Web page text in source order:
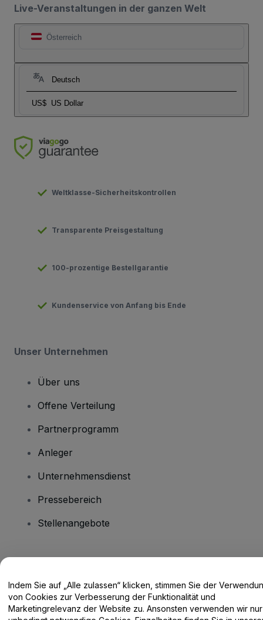
Live-Veranstaltungen in der ganzen Welt
Österreich
Deutsch
US$ US Dollar
Weltklasse-Sicherheitskontrollen
Transparente Preisgestaltung
100-prozentige Bestellgarantie
Kundenservice von Anfang bis Ende
Unser Unternehmen
Über uns
Offene Verteilung
Partnerprogramm
Anleger
Unternehmensdienst
Pressebereich
Stellenangebote
Hilfe-Center / Kontakt
Indem Sie auf „Alle zulassen“ klicken, stimmen Sie der
von Cookies zur Verbesserung der Funktionalität und
Marketingrelevanz der Website zu. Ansonsten verwenden wir nur